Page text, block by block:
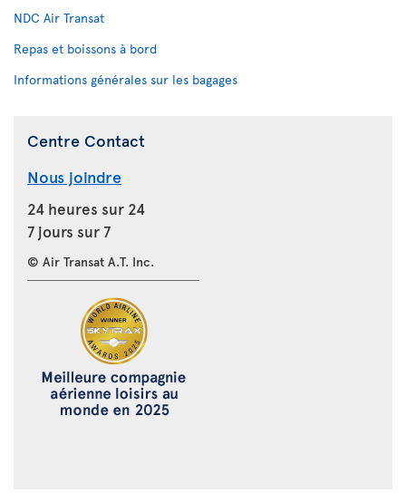
NDC Air Transat
Repas et boissons à bord
Informations générales sur les bagages
Centre Contact
Nous joindre
24 heures sur 24
7 jours sur 7
© Air Transat A.T. Inc.